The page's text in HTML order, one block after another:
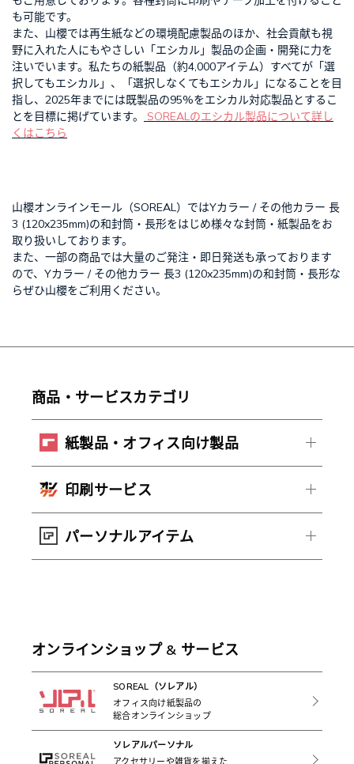
も可能です。
また、山櫻では再生紙などの環境配慮製品のほか、社会貢献も視
野に入れた人にもやさしい「エシカル」製品の企画・開発に力を
注いでいます。私たちの紙製品（約4,000アイテム）すべてが「選
択してもエシカル」、「選択しなくてもエシカル」になることを目
指し、2025年までには既製品の95%をエシカル対応製品とするこ
とを目標に掲げています。
SOREALのエシカル製品について詳し
くはこちら
山櫻オンラインモール（SOREAL）ではYカラー / その他カラー 長
3 (120x235mm)の和封筒・長形をはじめ様々な封筒・紙製品をお
取り扱いしております。
また、一部の商品では大量のご発注・即日発送も承っております
ので、Yカラー / その他カラー 長3 (120x235mm)の和封筒・長形な
らぜひ山櫻をご利用ください。
商品・サービスカテゴリ
紙製品・オフィス向け製品
印刷サービス
パーソナルアイテム
オンラインショップ & サービス
SOREAL（ソレアル）
オフィス向け紙製品の
総合オンラインショップ
ソレアルパーソナル